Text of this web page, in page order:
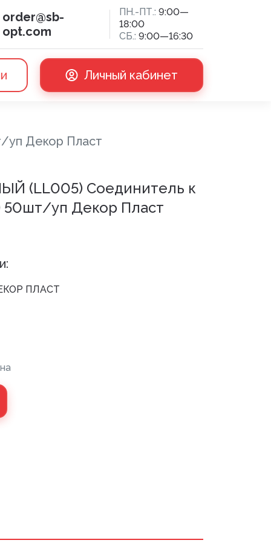
order@sb-
opt.com
ПН.-ПТ.: 9:00—
18:00
СБ.: 9:00—16:30
Личный кабинет
Декор Пласт
(LL005) Соединитель к
50шт/уп Декор Пласт
ПЛАСТ